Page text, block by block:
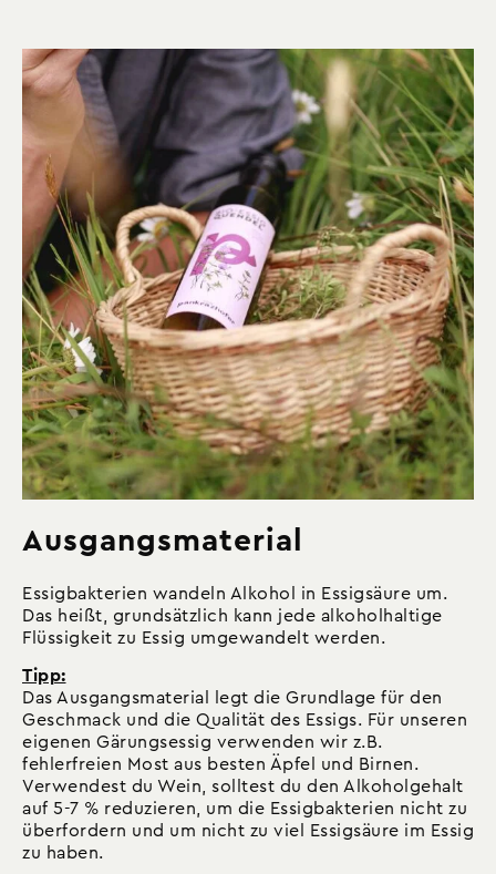
Ausgangsmaterial
Essigbakterien wandeln Alkohol in Essigsäure um.
Das heißt, grundsätzlich kann jede alkoholhaltige
Flüssigkeit zu Essig umgewandelt werden.
Tipp:
Das Ausgangsmaterial legt die Grundlage für den
Geschmack und die Qualität des Essigs. Für unseren
eigenen Gärungsessig verwenden wir z.B.
fehlerfreien Most aus besten Äpfel und Birnen.
Verwendest du Wein, solltest du den Alkoholgehalt
auf 5-7 % reduzieren, um die Essigbakterien nicht zu
überfordern und um nicht zu viel Essigsäure im Essig
zu haben.